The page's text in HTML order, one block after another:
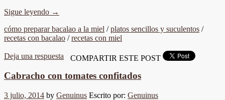
Sigue leyendo →
cómo preparar bacalao a la miel /platos sencillos y suculentos /
recetas con bacalao /recetas con miel
Deja una respuesta COMPARTIR ESTE POST
Cabracho con tomates confitados
3 julio, 2014 by Genuinus Escrito por: Genuinus